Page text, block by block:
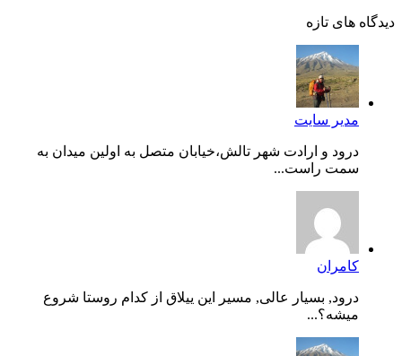
دیدگاه های تازه
مدیر سایت
درود و ارادت شهر تالش،خیابان متصل به اولین میدان به
سمت راست...
کامران
درود, بسیار عالی, مسیر این ییلاق از کدام روستا شروع
میشه؟...